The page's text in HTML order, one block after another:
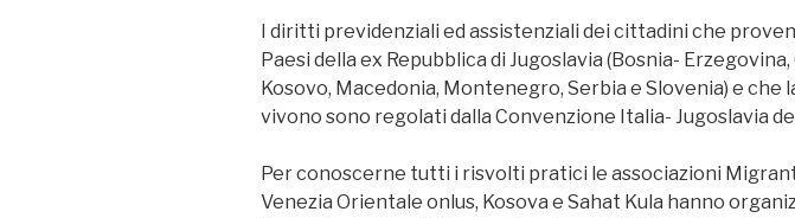
I diritti previdenziali ed assistenziali dei cittadini che
Paesi della ex Repubblica di Jugoslavia (Bosnia- Erzegovina,
Kosovo, Macedonia, Montenegro, Serbia e Slovenia) e che
vivono sono regolati dalla Convenzione Italia- Jugoslavia
Per conoscerne tutti i risvolti pratici le associazioni
Venezia Orientale onlus, Kosova e Sahat Kula hanno